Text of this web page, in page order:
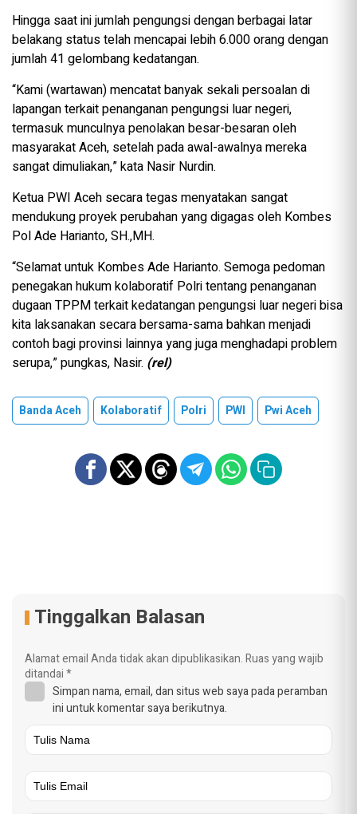
Hingga saat ini jumlah pengungsi dengan berbagai latar
belakang status telah mencapai lebih 6.000 orang dengan
jumlah 41 gelombang kedatangan.
“Kami (wartawan) mencatat banyak sekali persoalan di
lapangan terkait penanganan pengungsi luar negeri,
termasuk munculnya penolakan besar-besaran oleh
masyarakat Aceh, setelah pada awal-awalnya mereka
sangat dimuliakan,” kata Nasir Nurdin.
Ketua PWI Aceh secara tegas menyatakan sangat
mendukung proyek perubahan yang digagas oleh Kombes
Pol Ade Harianto, SH.,MH.
“Selamat untuk Kombes Ade Harianto. Semoga pedoman
penegakan hukum kolaboratif Polri tentang penanganan
dugaan TPPM terkait kedatangan pengungsi luar negeri bisa
kita laksanakan secara bersama-sama bahkan menjadi
contoh bagi provinsi lainnya yang juga menghadapi problem
serupa,” pungkas, Nasir. (rel)
Banda Aceh Kolaboratif Polri PWI Pwi Aceh
Tinggalkan Balasan
Alamat email Anda tidak akan dipublikasikan.Ruas yang wajib
ditandai*
Simpan nama, email, dan situs web saya pada peramban
ini untuk komentar saya berikutnya.